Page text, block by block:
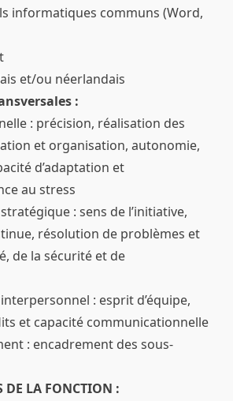
informatiques communs (Word,
et/ou néerlandais
:
: précision, réalisation des
et organisation, autonomie,
d’adaptation et
au stress
: sens de l’initiative,
résolution de problèmes et
de la sécurité et de
: esprit d’équipe,
et capacité communicationnelle
: encadrement des sous-
DE LA FONCTION :